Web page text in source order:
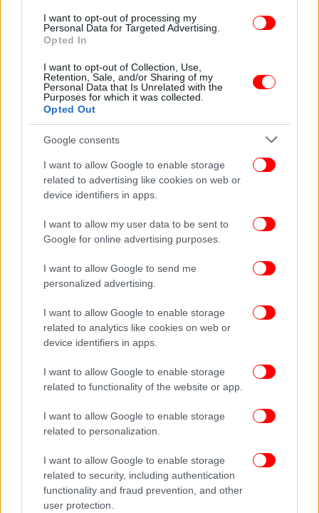
I want to opt-out of processing my
Personal Data for Targeted Advertising.
Opted In
I want to opt-out of Collection, Use,
Retention, Sale, and/or Sharing of my
Personal Data that Is Unrelated with the
Purposes for which it was collected.
Opted Out
Google consents
I want to allow Google to enable storage
related to advertising like cookies on web or
device identifiers in apps.
I want to allow my user data to be sent to
Google for online advertising purposes.
I want to allow Google to send me
personalized advertising.
I want to allow Google to enable storage
related to analytics like cookies on web or
device identifiers in apps.
I want to allow Google to enable storage
related to functionality of the website or app.
I want to allow Google to enable storage
related to personalization.
I want to allow Google to enable storage
related to security, including authentication
functionality and fraud prevention, and other
user protection.
Οι συμβατικοί δασμοί είναι μέτρο εμπορικής
άμυνας και ποικίλουν ανάλογα με την περιγραφή
του ποδηλάτου στη φορτωτική και την
αξίας για τα απλά ποδήλατα και φτάνει σχεδόν το
80% για τα ηλεκτρικά. Οι δασμοί αντιντάμπιγκ για
τις εισαγωγές ποδηλάτων από την Κίνα και άλλες
χώρες φθάνουν έως και το +48,5%. Συγκεκριμένα,
από το 2019, στα κινεζικά ηλεκτρικά ποδήλατα που
εισάγονται στην ΕΕ επιβάλλονται δασμοί, ώστε να